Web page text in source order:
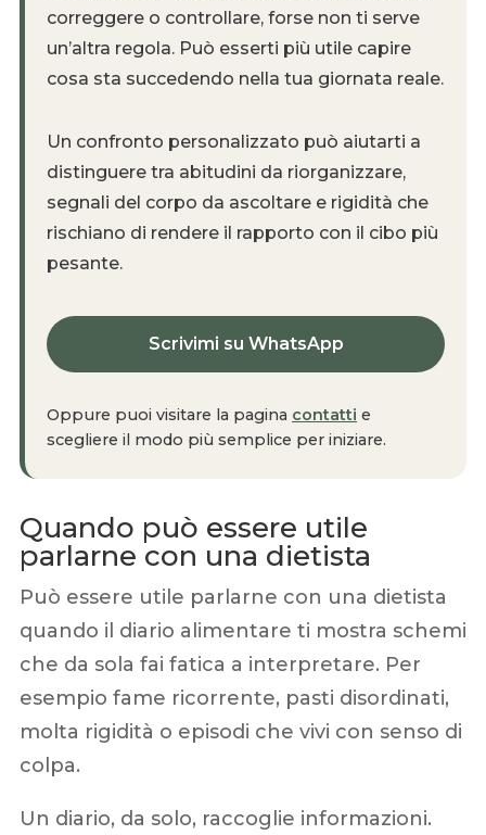
correggere o controllare, forse non ti serve
un’altra regola. Può esserti più utile capire
cosa sta succedendo nella tua giornata reale.
Un confronto personalizzato può aiutarti a
distinguere tra abitudini da riorganizzare,
segnali del corpo da ascoltare e rigidità che
rischiano di rendere il rapporto con il cibo più
pesante.
Scrivimi su WhatsApp
Oppure puoi visitare la pagina contatti e
scegliere il modo più semplice per iniziare.
Quando può essere utile
parlarne con una dietista
Può essere utile parlarne con una dietista
quando il diario alimentare ti mostra schemi
che da sola fai fatica a interpretare. Per
esempio fame ricorrente, pasti disordinati,
molta rigidità o episodi che vivi con senso di
colpa.
Un diario, da solo, raccoglie informazioni.